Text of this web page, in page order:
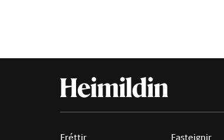
Fréttir
Fasteignir